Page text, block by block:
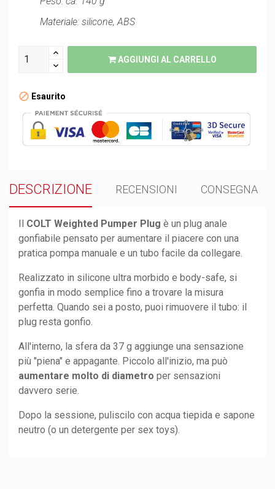
Materiale: silicone, ABS
AGGIUNGI AL CARRELLO
Esaurito
DESCRIZIONE RECENSIONI CONSEGNA
Il COLT Weighted Pumper Plug è un plug anale
gonfiabile pensato per aumentare il piacere con una
pratica pompa manuale e un tubo facile da collegare.
Realizzato in silicone ultra morbido e body-safe, si
gonfia in modo semplice fino a trovare la misura
perfetta. Quando sei a posto, puoi rimuovere il tubo: il
plug resta gonfio.
All'interno, la sfera da 37 g aggiunge una sensazione
più "piena" e appagante. Piccolo all'inizio, ma può
aumentare molto di diametro per sensazioni
davvero serie.
Dopo la sessione, puliscilo con acqua tiepida e sapone
neutro (o un detergente per sex toys).